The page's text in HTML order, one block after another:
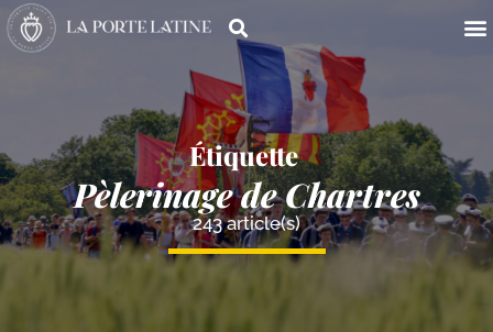
Étiquette
Pèlerinage de Chartres
243 article(s)